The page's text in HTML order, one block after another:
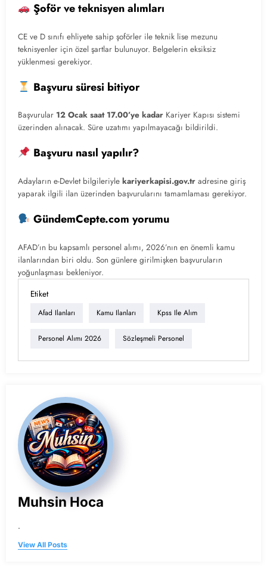
Şoför ve teknisyen alımları
CE ve D sınıfı ehliyete sahip şoförler ile teknik lise mezunu
teknisyenler için özel şartlar bulunuyor. Belgelerin eksiksiz
yüklenmesi gerekiyor.
Başvuru süresi bitiyor
Başvurular 12 Ocak saat 17.00’ye kadar Kariyer Kapısı sistemi
üzerinden alınacak. Süre uzatımı yapılmayacağı bildirildi.
Başvuru nasıl yapılır?
Adayların e-Devlet bilgileriyle kariyerkapisi.gov.tr adresine giriş
yaparak ilgili ilan üzerinden başvurularını tamamlaması gerekiyor.
GündemCepte.com yorumu
AFAD’ın bu kapsamlı personel alımı, 2026’nın en önemli kamu
ilanlarından biri oldu. Son günlere girilmişken başvuruların
yoğunlaşması bekleniyor.
Etiket
Afad Ilanları Kamu Ilanları Kpss Ile Alım
Personel Alımı 2026 Sözleşmeli Personel
Muhsin Hoca
.
View All Posts